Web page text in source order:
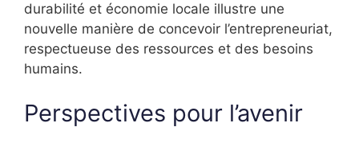
durabilité et économie locale illustre une
nouvelle manière de concevoir l’entrepreneuriat,
respectueuse des ressources et des besoins
humains.
Perspectives pour l’avenir